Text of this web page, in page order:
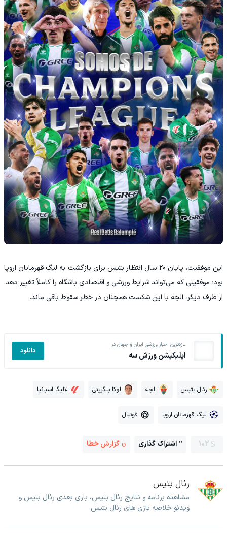
این موفقیت، پایان ۲۰ سال انتظار بتیس برای بازگشت به لیگ قهرمانان اروپا
بود؛ موفقیتی که می‌تواند شرایط ورزشی و اقتصادی باشگاه را کاملاً تغییر دهد.
از طرف دیگر، الچه با این شکست همچنان در خطر سقوط باقی ماند.
تازه‌ترین اخبار ورزشی ایران و جهان در
اپلیکیشن ورزش سه دانلود
رئال بتیس الچه لوکا پلگرینی لالیگا اسپانیا
لیگ قهرمانان اروپا فوتبال
102 اشتراک گذاری گزارش خطا
رئال بتیس
مشاهده برنامه و نتایج رئال بتیس، بازی بعدی رئال بتیس و
ویدئو خلاصه بازی های رئال بتیس